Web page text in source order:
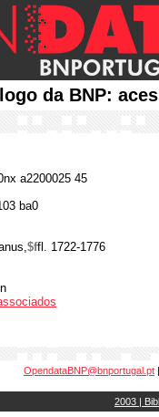
da BNP:
a2200025 45
ba0
$ffl. 1722-1776
OpendataBNP@bnportugal.pt
2003 |